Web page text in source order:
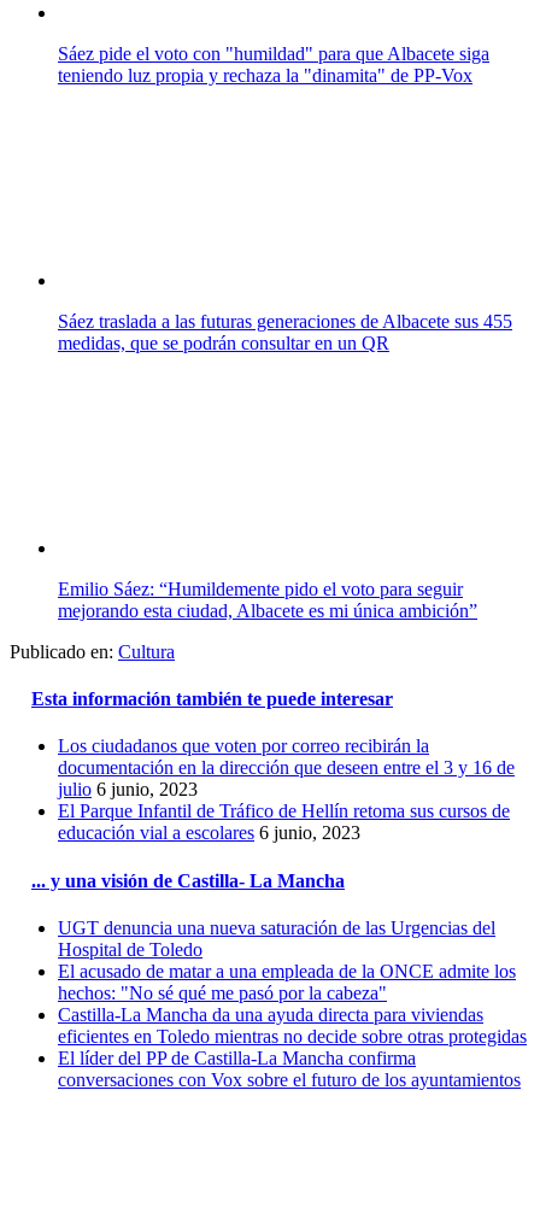
Sáez pide el voto con "humildad" para que Albacete siga
teniendo luz propia y rechaza la "dinamita" de PP-Vox
Sáez traslada a las futuras generaciones de Albacete sus 455
medidas, que se podrán consultar en un QR
Emilio Sáez: “Humildemente pido el voto para seguir
mejorando esta ciudad, Albacete es mi única ambición”
Publicado en: Cultura
Esta información también te puede interesar
Los ciudadanos que voten por correo recibirán la
documentación en la dirección que deseen entre el 3 y 16 de
julio 6 junio, 2023
El Parque Infantil de Tráfico de Hellín retoma sus cursos de
educación vial a escolares 6 junio, 2023
... y una visión de Castilla- La Mancha
UGT denuncia una nueva saturación de las Urgencias del
Hospital de Toledo
El acusado de matar a una empleada de la ONCE admite los
hechos: "No sé qué me pasó por la cabeza"
Castilla-La Mancha da una ayuda directa para viviendas
eficientes en Toledo mientras no decide sobre otras protegidas
El líder del PP de Castilla-La Mancha confirma
conversaciones con Vox sobre el futuro de los ayuntamientos